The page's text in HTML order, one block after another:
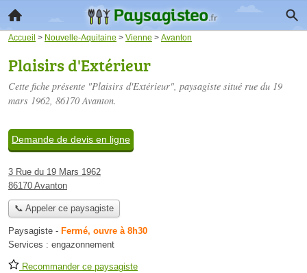
Accueil > Nouvelle-Aquitaine > Vienne > Avanton
Plaisirs d'Extérieur
Cette fiche présente "Plaisirs d'Extérieur", paysagiste situé rue du 19
mars 1962, 86170 Avanton.
Demande de devis en ligne
3 Rue du 19 Mars 1962
86170 Avanton
📞 Appeler ce paysagiste
Paysagiste - Fermé, ouvre à 8h30
Services : engazonnement
Recommander ce paysagiste